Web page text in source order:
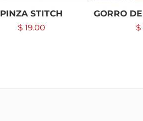
PINZA STITCH
$ 19.00
GORRO
$